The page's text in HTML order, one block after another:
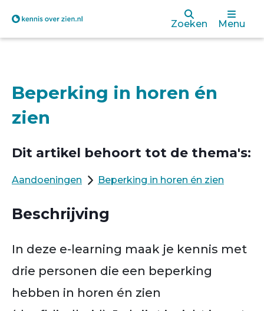
Overslaan
inhoud
gaan
Zoeken Menu
Beperking in horen én
zien
Dit artikel behoort tot de thema's:
Aandoeningen Beperking in horen én zien
Beschrijving
In deze e-learning maak je kennis met
drie personen die een beperking
hebben in horen én zien